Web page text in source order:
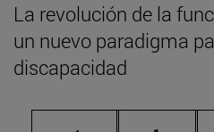
La revolución de la
un nuevo paradigma
discapacidad